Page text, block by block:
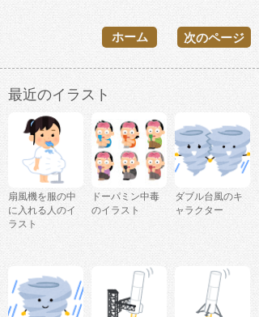
次のページ
ホーム
最近のイラスト
扇風機を服の中
に入れる人のイ
ラスト
ドーパミン中毒
のイラスト
ダブル台風のキ
ャラクター